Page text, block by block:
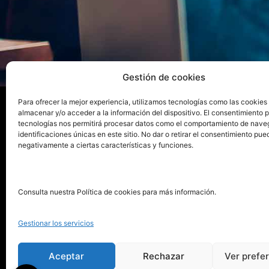
Gestión de cookies
Para ofrecer la mejor experiencia, utilizamos tecnologías como las cookies
almacenar y/o acceder a la información del dispositivo. El consentimiento
tecnologías nos permitirá procesar datos como el comportamiento de
identificaciones únicas en este sitio. No dar o retirar el consentimiento
negativamente a ciertas características y funciones.
Consulta nuestra Política de cookies para más información.
Gestionar los servicios
Aceptar Rechazar Ver
pionero de autoedición
911 413 306
info@puntorojolibros.com
La